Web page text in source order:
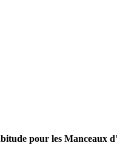
pour les Manceaux